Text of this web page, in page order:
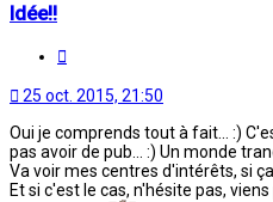
Idée!!
25 oct. 2015, 21:50
Oui je comprends tout à fait... :)
pas avoir de pub... :) Un monde
Va voir mes centres d'intérêts, si
Et si c'est le cas, n'hésite pas, viens